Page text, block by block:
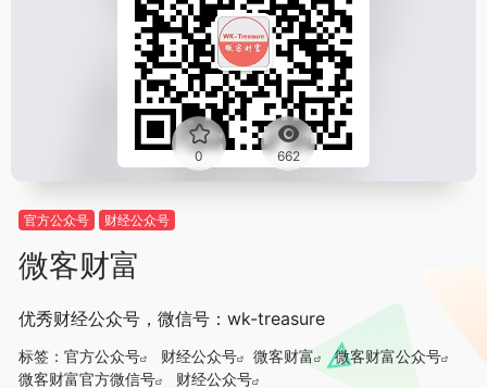
0 662
官方公众号 财经公众号
微客财富
优秀财经公众号，微信号：wk-treasure
标签： 官方公众号 财经公众号 微客财富
微客财富公众号
微客财富官方微信号
财经公众号